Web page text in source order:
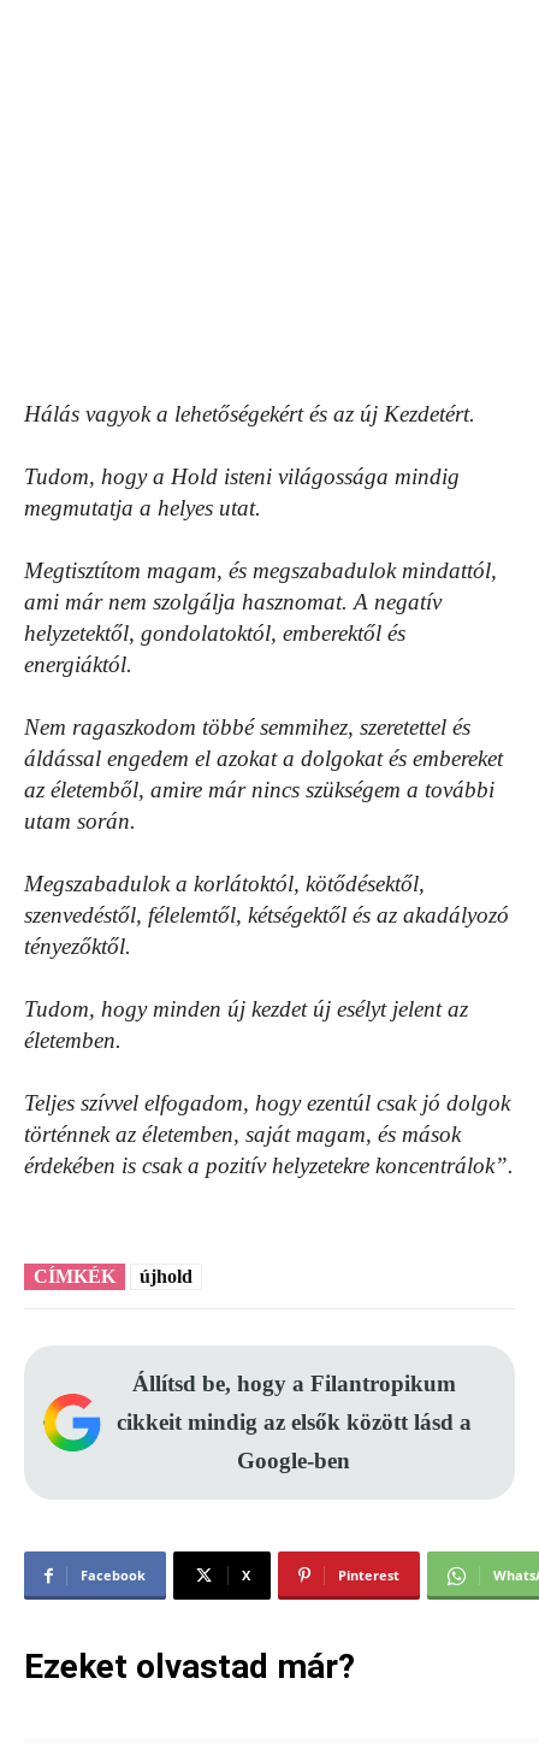
Hálás vagyok a lehetőségekért és az új Kezdetért.
Tudom, hogy a Hold isteni világossága mindig
megmutatja a helyes utat.
Megtisztítom magam, és megszabadulok mindattól,
ami már nem szolgálja hasznomat. A negatív
helyzetektől, gondolatoktól, emberektől és
energiáktól.
Nem ragaszkodom többé semmihez, szeretettel és
áldással engedem el azokat a dolgokat és embereket
az életemből, amire már nincs szükségem a további
utam során.
Megszabadulok a korlátoktól, kötődésektől,
szenvedéstől, félelemtől, kétségektől és az akadályozó
tényezőktől.
Tudom, hogy minden új kezdet új esélyt jelent az
életemben.
Teljes szívvel elfogadom, hogy ezentúl csak jó dolgok
történnek az életemben, saját magam, és mások
érdekében is csak a pozitív helyzetekre koncentrálok”.
CÍMKÉK újhold
Állítsd be, hogy a Filantropikum
cikkeit mindig az elsők között lásd a
Google-ben
Facebook X Pinterest
Ezeket olvastad már?